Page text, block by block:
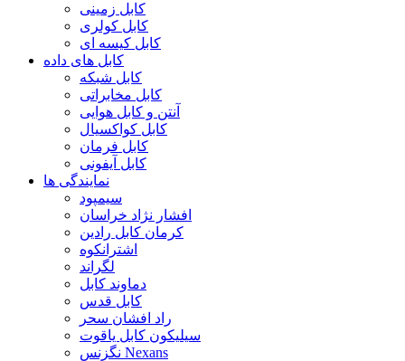
کابل زمینی
کابل کولری
کابل کیسه ای
کابل های داده
کابل شبکه
کابل مخابراتی
آنتن و کابل هوایی
کابل کواکسیال
کابل فرمان
کابل آیفونی
نمایندگی ها
سیمپود
افشار نژاد خراسان
کرمان کابل رادین
اشترانکوه
لگراند
دماوند کابل
کابل قدس
راد افشان سحر
سیلیکون کابل یاقوت
نگزنس Nexans